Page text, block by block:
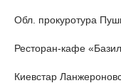
Обл. прокуротура
Ресторан-кафе
Киевстар